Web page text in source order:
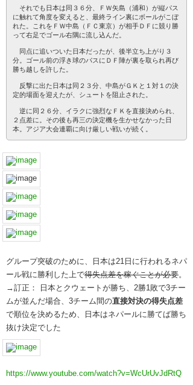
それでも日本は同３６分、ＦＷ矢島（浦和）が縦パス
に触れて角度を変えると、最終ライン裏にボールがこぼ
れた。これをＦＷ中島（ＦＣ東京）が相手ＤＦに競り勝
って右足でゴール右隅に流し込んだ。
同点に追いついた日本だったが、後半立ち上がり３
分。ゴール前の浮き球のパスにＤＦ陣が裏を取られ再び
勝ち越しを許した。
反撃に出た日本は同２３分、中島がＧＫと１対１の決
定的場面を迎えたが、シュートを阻止された。
逆に同２６分、イラクに強烈なＦＫを直接決められ、
２点差に。その後も再三の決定機を生かせなかった日
本。アジア大会連覇に向け厳しい戦いが続く。
グループ突破のために、日本は21日に行われるネパ
ール戦に勝利した上で得失点差を稼ぐことが必要。
→訂正： 日本とクウェートが勝ち、2勝1敗で3チー
ムが並んだ場合、3チーム間の直接対決の得失点差
で順位を決めるため、日本はネパールに勝てば勝ち
抜け決定でした
https://www.youtube.com/watch?v=WcUrUvJdRtQ